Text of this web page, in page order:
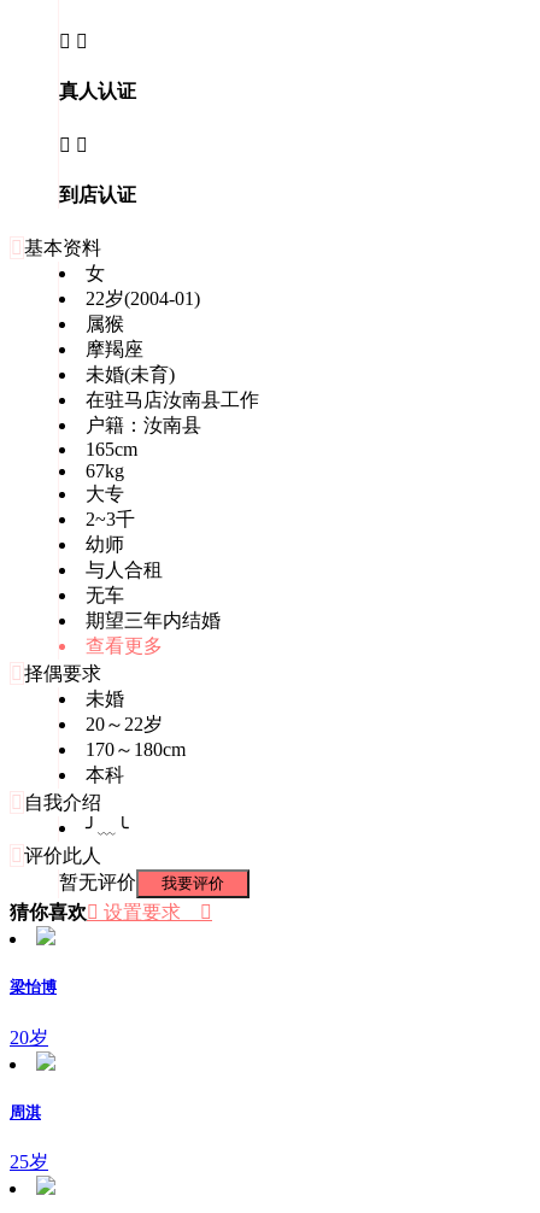
 
真人认证
 
到店认证
 基本资料
女
22岁(2004-01)
属猴
摩羯座
未婚(未育)
在驻马店汝南县工作
户籍：汝南县
165cm
67kg
大专
2~3千
幼师
与人合租
无车
期望三年内结婚
查看更多
 择偶要求
未婚
20～22岁
170～180cm
本科
 自我介绍
╯﹏╰
 评价此人
暂无评价
我要评价
猜你喜欢 设置要求 
梁怡博
20岁
周淇
25岁